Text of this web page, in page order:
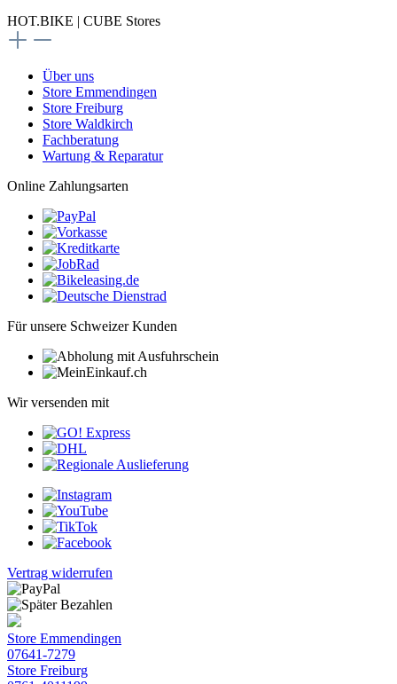
HOT.BIKE | CUBE Stores
Über uns
Store Emmendingen
Store Freiburg
Store Waldkirch
Fachberatung
Wartung & Reparatur
Online Zahlungsarten
Für unsere Schweizer Kunden
Wir versenden mit
Vertrag widerrufen
Store Emmendingen
07641-7279
Store Freiburg